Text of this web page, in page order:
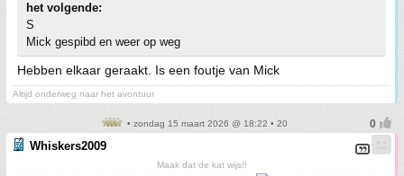
het volgende:
S
Mick gespibd en weer op weg
Hebben elkaar geraakt. Is een foutje van Mick
Altijd onderweg naar het avontuur
• zondag 15 maart 2026 @ 18:22 • 20
Whiskers2009
Maak dat de kat wijs!!